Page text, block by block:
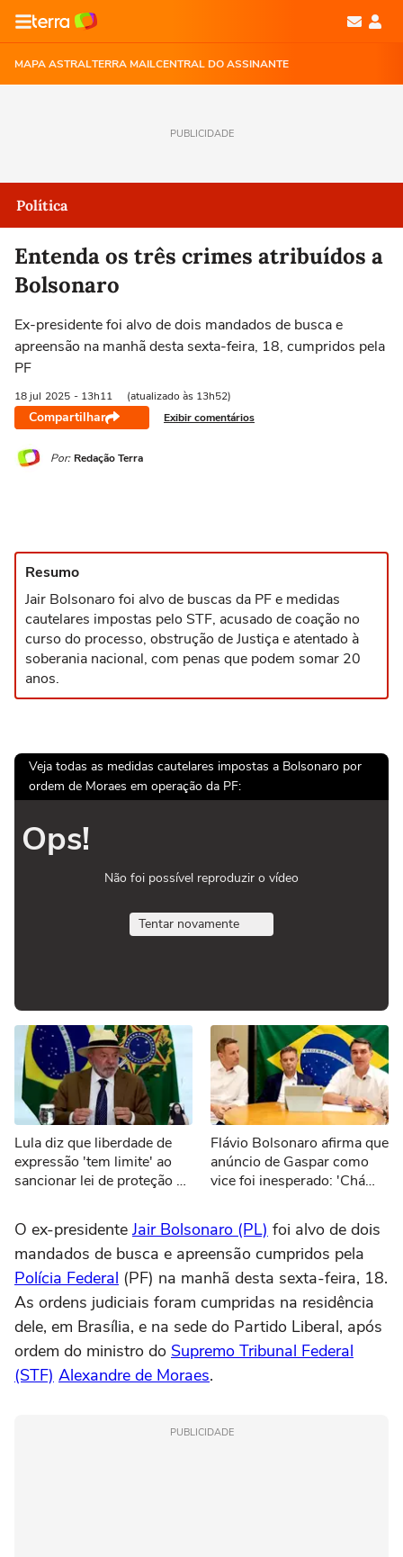
MAPA ASTRALTERRA MAILCENTRAL DO ASSINANTE
PUBLICIDADE
Política
Entenda os três crimes atribuídos a
Bolsonaro
Ex-presidente foi alvo de dois mandados de busca e
apreensão na manhã desta sexta-feira, 18, cumpridos pela
PF
18 jul 2025 - 13h11 (atualizado às 13h52)
Compartilhar Exibir comentários
Por: Redação Terra
Resumo
Jair Bolsonaro foi alvo de buscas da PF e medidas
cautelares impostas pelo STF, acusado de coação no
curso do processo, obstrução de Justiça e atentado à
soberania nacional, com penas que podem somar 20
anos.
Veja todas as medidas cautelares impostas a Bolsonaro por
ordem de Moraes em operação da PF:
Ops!
Não foi possível reproduzir o vídeo
Tentar novamente
Lula diz que liberdade de
expressão 'tem limite' ao
sancionar lei de proteção a
Flávio Bolsonaro afirma que
anúncio de Gaspar como
vice foi inesperado: 'Chá
O ex-presidente Jair Bolsonaro (PL) foi alvo de dois
mandados de busca e apreensão cumpridos pela
Polícia Federal (PF) na manhã desta sexta-feira, 18.
As ordens judiciais foram cumpridas na residência
dele, em Brasília, e na sede do Partido Liberal, após
ordem do ministro do Supremo Tribunal Federal
(STF) Alexandre de Moraes.
PUBLICIDADE